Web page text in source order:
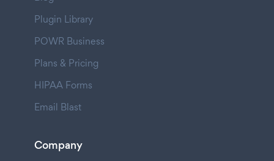
Plugin Library
POWR Business
Plans & Pricing
HIPAA Forms
Email Blast
Company